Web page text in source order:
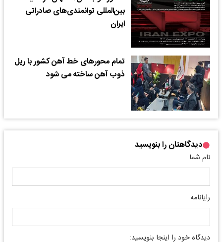
بین‌المللی توانمندی‌های صادراتی
ایران
تمام محورهای خط آهن کشور با ریل
ذوب آهن ساخته می شود
دیدگاهتان را بنویسید
نام شما
رایانامه
دیدگاه خود را اینجا بنویسید: